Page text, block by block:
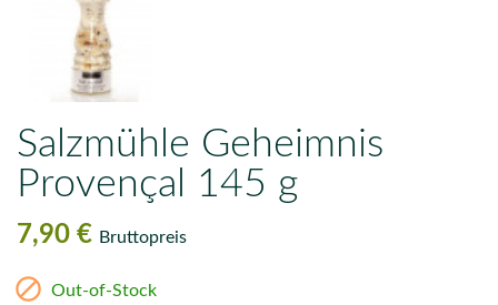
Salzmühle Geheimnis
Provençal 145 g
7,90 € Bruttopreis
 Out-of-Stock